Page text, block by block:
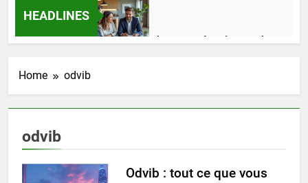
HEADLINES
Guide complet pour réussir un achat
Home odvib
odvib
Odvib : tout ce que vous